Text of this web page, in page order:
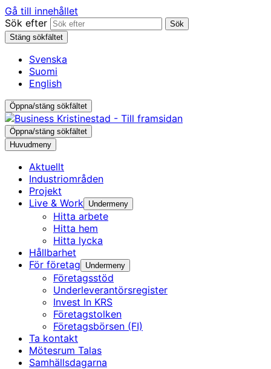
Gå till innehållet
Sök efter
Sök
Stäng sökfältet
Svenska
Suomi
English
Öppna/stäng sökfältet
Öppna/stäng sökfältet
Huvudmeny
Aktuellt
Industri­områden
Projekt
Live & Work Undermeny
Hitta arbete
Hitta hem
Hitta lycka
Hållbarhet
För företag
Undermeny
Företagsstöd
Underleverantörs­register
Invest In KRS
Företagstolken
Företagsbörsen (FI)
Ta kontakt
Mötesrum Talas
Samhällsdagarna